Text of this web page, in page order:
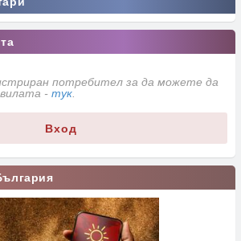
потребител за да можете да
- тук
Вход